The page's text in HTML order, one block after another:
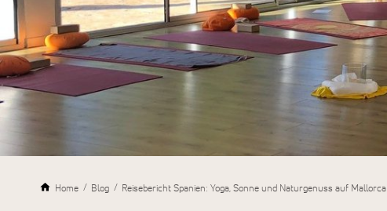
Home Blog Reisebericht Spanien: Yoga, Sonne und Naturgenuss auf Mallorca